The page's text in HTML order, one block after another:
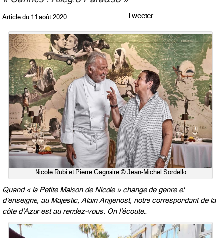
Article du 11 août 2020 Tweeter
Nicole Rubi et Pierre Gagnaire © Jean-Michel Sordello
Quand « la Petite Maison de Nicole » change de genre et
d’enseigne, au Majestic, Alain Angenost, notre correspondant de la
côte d’Azur est au rendez-vous. On l’écoute…